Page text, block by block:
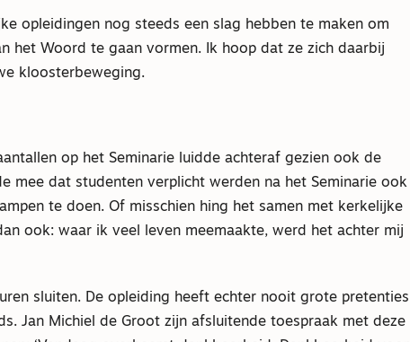
opleidingen nog steeds een slag hebben te maken om
het Woord te gaan vormen. Ik hoop dat ze zich daarbij
kloosterbeweging.
op het Seminarie luidde achteraf gezien ook de
mee dat studenten verplicht werden na het Seminarie ook
te doen. Of misschien hing het samen met kerkelijke
ook: waar ik veel leven meemaakte, werd het achter mij
sluiten. De opleiding heeft echter nooit grote pretenties
Jan Michiel de Groot zijn afsluitende toespraak met deze